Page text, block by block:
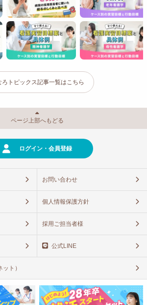
ろトピックス記事一覧はこちら
ページ上部へもどる
ログイン・会員登録
お問い合わせ
個人情報保護方針
採用ご担当者様
公式LINE
ト）